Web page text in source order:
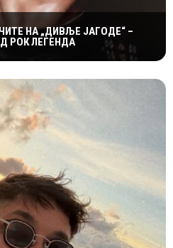
НА „ДИВЉЕ ЈАГОДЕ“ –
РОК ЛЕГЕНДА